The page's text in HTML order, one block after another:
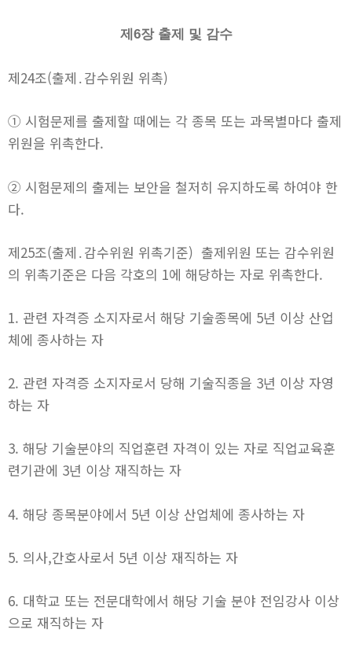
제6장 출제 및 감수
제24조(출제․감수위원 위촉)
① 시험문제를 출제할 때에는 각 종목 또는 과목별마다 출제
위원을 위촉한다.
② 시험문제의 출제는 보안을 철저히 유지하도록 하여야 한
다.
제25조(출제․감수위원 위촉기준) 출제위원 또는 감수위원
의 위촉기준은 다음 각호의 1에 해당하는 자로 위촉한다.
1. 관련 자격증 소지자로서 해당 기술종목에 5년 이상 산업
체에 종사하는 자
2. 관련 자격증 소지자로서 당해 기술직종을 3년 이상 자영
하는 자
3. 해당 기술분야의 직업훈련 자격이 있는 자로 직업교육훈
련기관에 3년 이상 재직하는 자
4. 해당 종목분야에서 5년 이상 산업체에 종사하는 자
5. 의사,간호사로서 5년 이상 재직하는 자
6. 대학교 또는 전문대학에서 해당 기술 분야 전임강사 이상
으로 재직하는 자